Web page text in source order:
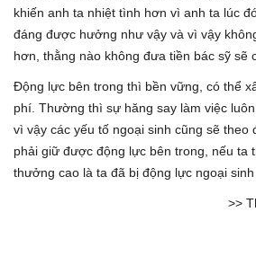
khiến anh ta nhiệt tình hơn vì anh ta lúc
đáng được hưởng như vậy và vì vậy
hơn, thằng nào không đưa tiền bác sỹ sẽ
Động lực bên trong thì bền vững, có thể
phí. Thường thì sự hăng say làm việc
vì vậy các yếu tố ngoại sinh cũng sẽ theo
phải giữ được động lực bên trong, nếu ta
thưởng cao là ta đã bị động lực ngoại
>>